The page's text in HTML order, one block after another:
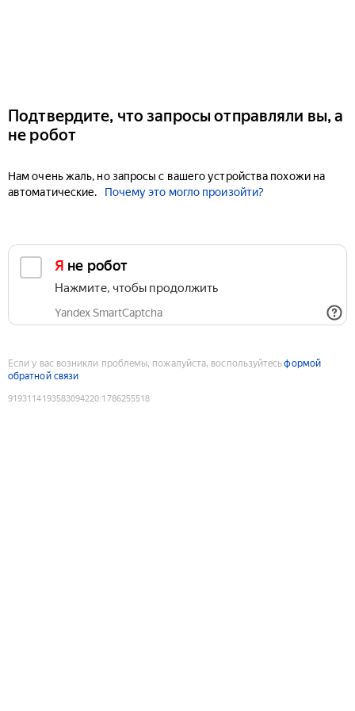
Подтвердите, что запросы отправляли вы, а
не робот
Нам очень жаль, но запросы с вашего устройства похожи на
автоматические.
Почему это могло произойти?
Я не робот
Нажмите, чтобы продолжить
Yandex SmartCaptcha
Если у вас возникли проблемы, пожалуйста, воспользуйтесьформой
обратной связи
9193114193583094220:1786255518